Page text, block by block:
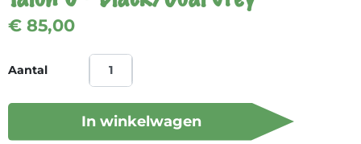
€ 85,00
Aantal
In winkelwagen